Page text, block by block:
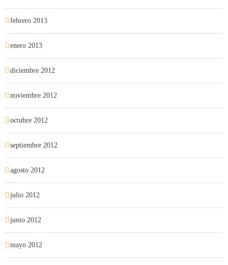
febrero 2013
enero 2013
diciembre 2012
noviembre 2012
octubre 2012
septiembre 2012
agosto 2012
julio 2012
junio 2012
mayo 2012